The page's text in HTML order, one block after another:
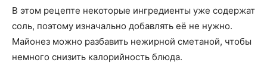
В этом рецепте некоторые ингредиенты уже содержат
соль, поэтому изначально добавлять её не нужно.
Майонез можно разбавить нежирной сметаной, чтобы
немного снизить калорийность блюда.